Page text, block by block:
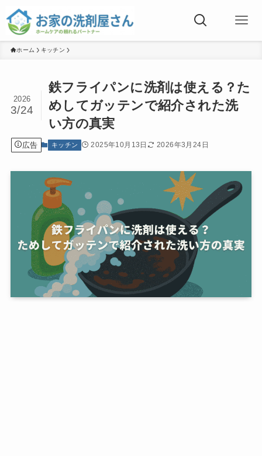
ホーム キッチン
鉄フライパンに洗剤は使える？た
めしてガッテンで紹介された洗
い方の真実
2026
3/24
広告 キッチン 2025年10月13日 2026年3月24日